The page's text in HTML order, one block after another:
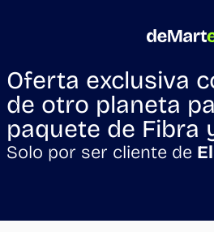
Oferta exclusiva
de otro planeta
paquete de Fibra
Solo por ser cliente de